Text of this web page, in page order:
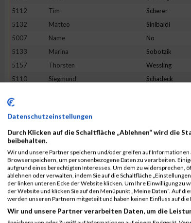
5112
Tim Scherer
5132
Matteo Sinibaldi
5007
Name No
5133
Marina Sobotzik
5157
Thorsten Wessling
5110
Siegmund Schadeck
5009
4998
Sarah
5015
Markus Hohler
4978
Dani Döhler
5034
Isabelle Koch
5037
Lisa König
5087
Stefan Rausch
5135
Marcel Stahl
Datenschutzeinstellungen
Durch Klicken auf die Schaltfläche „Ablehnen“ wird die
beibehalten.
Wir und unsere Partner speichern und/oder greifen auf Informationen
Browserspeichern, um personenbezogene Daten zu verarbeiten.
aufgrund eines berechtigten Interesses. Um dem zu widersprechen,
ablehnen oder verwalten, indem Sie auf die Schaltfläche
der linken unteren Ecke der Website klicken. Um Ihre Einwilligung zu
der Website und klicken Sie auf den Menüpunkt „Meine Daten“. Auf
werden unseren Partnern mitgeteilt und haben keinen Einfluss auf
Wir und unsere Partner verarbeiten Daten, um die